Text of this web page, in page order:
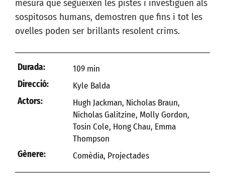
mesura que segueixen les pistes i investiguen als
sospitosos humans, demostren que fins i tot les
ovelles poden ser brillants resolent crims.
Durada:
109 min
Direcció:
Kyle Balda
Actors:
Hugh Jackman, Nicholas Braun,
Nicholas Galitzine, Molly Gordon,
Tosin Cole, Hong Chau, Emma
Thompson
Gènere:
Comèdia, Projectades